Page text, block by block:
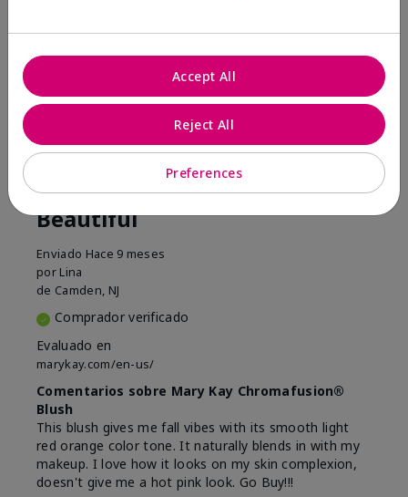
Marcar esta opinión
Beautiful
Enviado Hace 9 meses
por Lina
de Camden, NJ
Comprador verificado
Evaluado en
marykay.com/en-us/
Comentarios sobre Mary Kay Chromafusion®
Blush
This blush gives me fall vibes with its smooth light
red orange color tone. It naturally blends in with my
makeup. I love how it looks on my skin complexion,
doesn't give me a hot pink look. Go Buy!!!
Preferences
Reject All
Accept All